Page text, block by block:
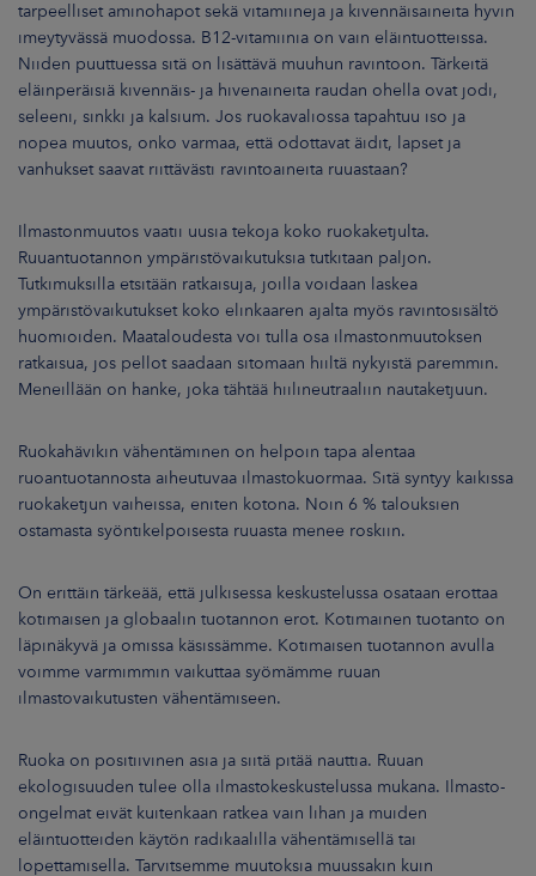
tarpeelliset aminohapot sekä vitamiineja ja kivennäisaineita hyvin
imeytyvässä muodossa. B12-vitamiinia on vain eläintuotteissa.
Niiden puuttuessa sitä on lisättävä muuhun ravintoon. Tärkeitä
eläinperäisiä kivennäis- ja hivenaineita raudan ohella ovat jodi,
seleeni, sinkki ja kalsium. Jos ruokavaliossa tapahtuu iso ja
nopea muutos, onko varmaa, että odottavat äidit, lapset ja
vanhukset saavat riittävästi ravintoaineita ruuastaan?
Ilmastonmuutos vaatii uusia tekoja koko ruokaketjulta.
Ruuantuotannon ympäristövaikutuksia tutkitaan paljon.
Tutkimuksilla etsitään ratkaisuja, joilla voidaan laskea
ympäristövaikutukset koko elinkaaren ajalta myös ravintosisältö
huomioiden. Maataloudesta voi tulla osa ilmastonmuutoksen
ratkaisua, jos pellot saadaan sitomaan hiiltä nykyistä paremmin.
Meneillään on hanke, joka tähtää hiilineutraaliin nautaketjuun.
Ruokahävikin vähentäminen on helpoin tapa alentaa
ruoantuotannosta aiheutuvaa ilmastokuormaa. Sitä syntyy kaikissa
ruokaketjun vaiheissa, eniten kotona. Noin 6 % talouksien
ostamasta syöntikelpoisesta ruuasta menee roskiin.
On erittäin tärkeää, että julkisessa keskustelussa osataan erottaa
kotimaisen ja globaalin tuotannon erot. Kotimainen tuotanto on
läpinäkyvä ja omissa käsissämme. Kotimaisen tuotannon avulla
voimme varmimmin vaikuttaa syömämme ruuan
ilmastovaikutusten vähentämiseen.
Ruoka on positiivinen asia ja siitä pitää nauttia. Ruuan
ekologisuuden tulee olla ilmastokeskustelussa mukana. Ilmasto-
ongelmat eivät kuitenkaan ratkea vain lihan ja muiden
eläintuotteiden käytön radikaalilla vähentämisellä tai
lopettamisella. Tarvitsemme muutoksia muussakin kuin